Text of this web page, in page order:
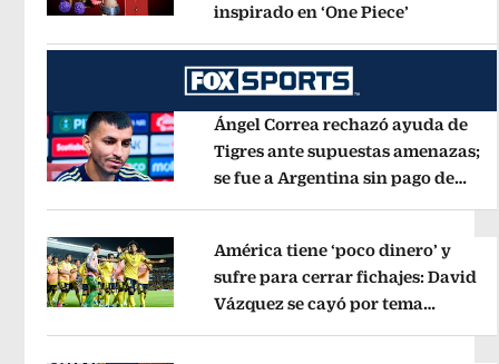
inspirado en ‘One Piece’
Ángel Correa rechazó ayuda de
Tigres ante supuestas amenazas;
se fue a Argentina sin pago de
América tiene ‘poco dinero’ y
sufre para cerrar fichajes: David
Vázquez se cayó por tema